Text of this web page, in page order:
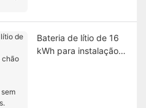
Bateria de lítio de 16
kWh para instalação